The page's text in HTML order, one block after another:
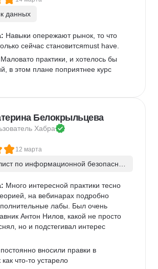
данных
Навыки опережают рынок, то что
сейчас становитсяmust have.
Маловато практики, и хотелось бы
в этом плане поприятнее курс
Белокрыльцева
Хабра
12 марта
по информационной безопаснос
Много интересной практики тесно
на вебинарах подробно
лабы. Был очень
Антон Нилов, какой не просто
но и подстегивал интерес
постоянно вносили правки в
что-то устарело